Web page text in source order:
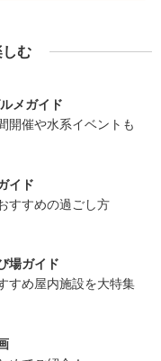
む
メガイド
開催や水系イベントも
イド
すすめの過ごし方
場ガイド
すめ屋内施設を大特集